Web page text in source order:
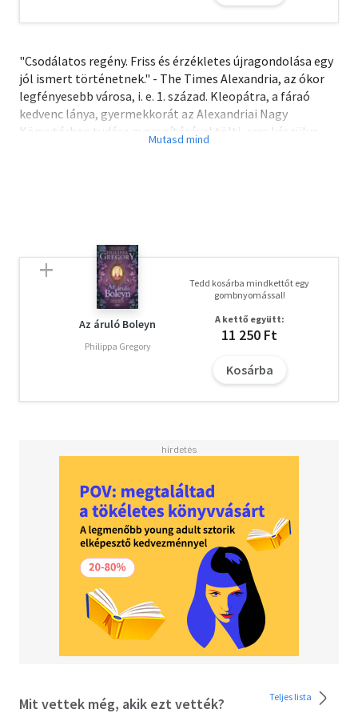
"Csodálatos regény. Friss és érzékletes újragondolása egy
jól ismert történetnek." - The Times Alexandria, az ókor
legfényesebb városa, i. e. 1. század. Kleopátra, a fáraó
kedvenc lánya, gyermekkorát az Alexandriai Nagy
Könyvtárban tudása gyarapításával tölti, arra készülve,
hogy egy napon trónra lépjen. Apja halála után öccsével,
Servilia, Caesar szeretője meséli el, aki kívülről, mégis
fájdalmas közelségből szemtanúja az eseményeknek.
Natasha Solomons lélegzetelállító helyszínekre repít
bennünket, ahol gazdagság és dicsőség tárul elénk,
ugyanakkor megjelenik a halál kegyetlen valósága és az
Az áruló Boleyn
Philippa Gregory
Tedd kosárba mindkettőt egy
gombnyomással!
A kettő együtt:
11 250 Ft
Kosárba
Mit vettek még, akik ezt vették? Teljes lista